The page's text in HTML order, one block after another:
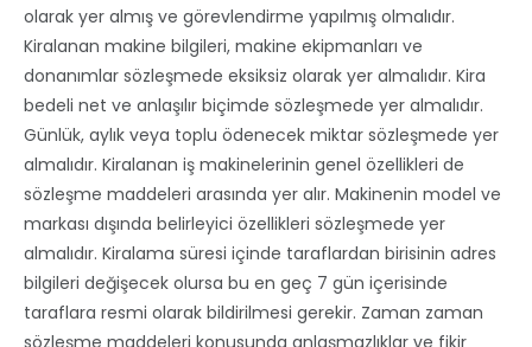
olarak yer almış ve görevlendirme yapılmış olmalıdır.
Kiralanan makine bilgileri, makine ekipmanları ve
donanımlar sözleşmede eksiksiz olarak yer almalıdır. Kira
bedeli net ve anlaşılır biçimde sözleşmede yer almalıdır.
Günlük, aylık veya toplu ödenecek miktar sözleşmede yer
almalıdır. Kiralanan iş makinelerinin genel özellikleri de
sözleşme maddeleri arasında yer alır. Makinenin model ve
markası dışında belirleyici özellikleri sözleşmede yer
almalıdır. Kiralama süresi içinde taraflardan birisinin adres
bilgileri değişecek olursa bu en geç 7 gün içerisinde
taraflara resmi olarak bildirilmesi gerekir. Zaman zaman
sözleşme maddeleri konusunda anlaşmazlıklar ve fikir